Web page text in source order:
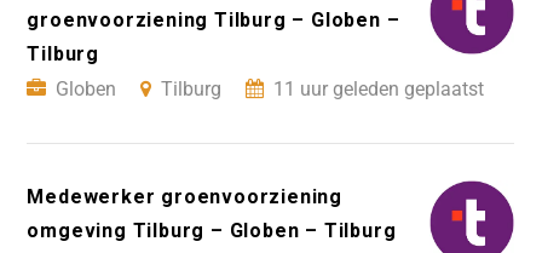
groenvoorziening Tilburg – Globen –
Tilburg
Globen
Tilburg 11 uur geleden geplaatst
Medewerker groenvoorziening
omgeving Tilburg – Globen – Tilburg